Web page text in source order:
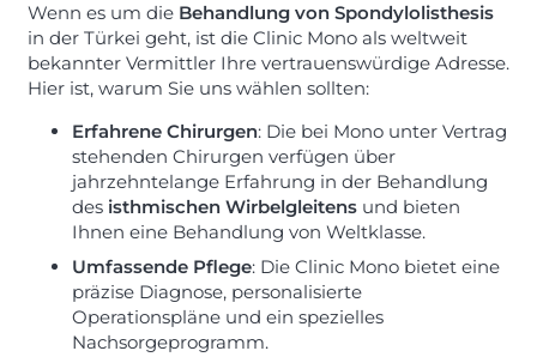
Wenn es um die Behandlung von Spondylolisthesis
in der Türkei geht, ist die Clinic Mono als weltweit
bekannter Vermittler Ihre vertrauenswürdige Adresse.
Hier ist, warum Sie uns wählen sollten:
Erfahrene Chirurgen: Die bei Mono unter Vertrag
stehenden Chirurgen verfügen über
jahrzehntelange Erfahrung in der Behandlung
des isthmischen Wirbelgleitens und bieten
Ihnen eine Behandlung von Weltklasse.
Umfassende Pflege: Die Clinic Mono bietet eine
präzise Diagnose, personalisierte
Operationspläne und ein spezielles
Nachsorgeprogramm.